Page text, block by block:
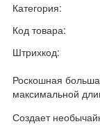
Категория:
Код товара:
Штрихкод:
Роскошная
максимальной
Создает